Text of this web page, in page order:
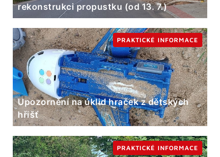
rekonstrukci propustku (od 13. 7.)
Upozornění na úklid hraček z dětských
hřišť
PRAKTICKÉ INFORMACE
PRAKTICKÉ INFORMACE